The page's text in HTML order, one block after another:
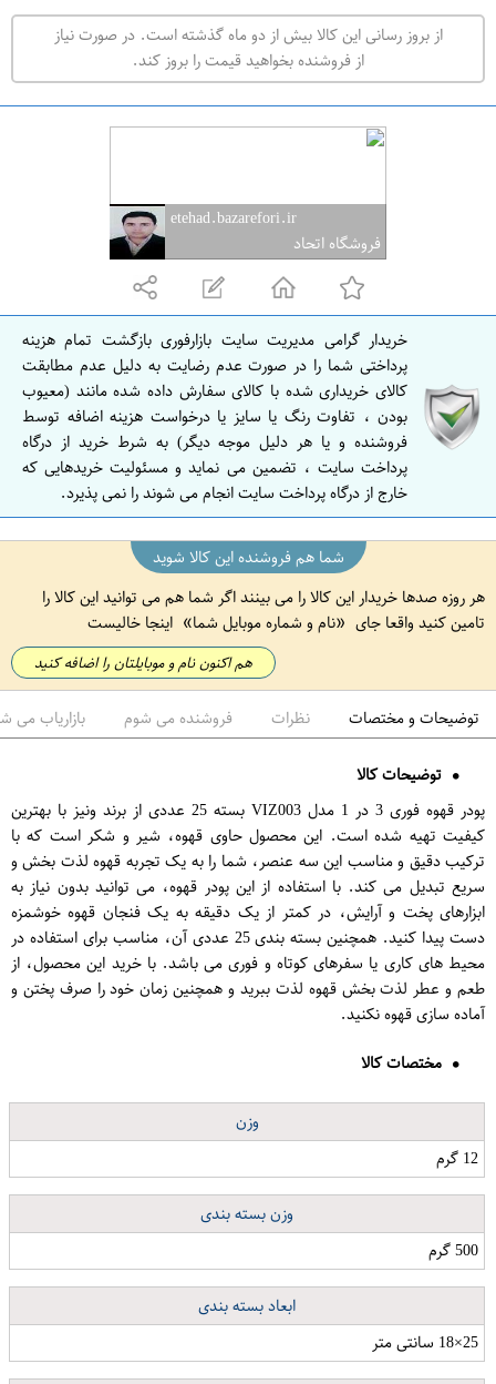
ت
ر
ا
ا
ص
ف
ه
ا
ن
از بروز رسانی این کالا بیش از دو ماه گذشته است. در صورت نیاز
از فروشنده بخواهید قیمت را بروز کند.
etehad.bazarefori.ir
فروشگاه اتحاد
خریدار گرامی مدیریت سایت بازارفوری بازگشت تمام هزینه
پرداختی شما را در صورت عدم رضایت به دلیل عدم مطابقت
کالای خریداری شده با کالای سفارش داده شده مانند (معیوب
بودن ، تفاوت رنگ یا سایز یا درخواست هزینه اضافه توسط
فروشنده و یا هر دلیل موجه دیگر) به شرط خرید از درگاه
پرداخت سایت ، تضمین می نماید و مسئولیت خریدهایی که
خارج از درگاه پرداخت سایت انجام می شوند را نمی پذیرد.
شما هم فروشنده این کالا شوید
هر روزه صدها خریدار این کالا را می بینند اگر شما هم می توانید این کالا را
تامین کنید واقعا جای
نام و شماره موبایل شما اینجا خالیست
هم اکنون نام و موبایلتان را اضافه کنید
توضیحات و مختصات نظرات فروشنده می شوم بازاریاب می
توضیحات کالا
پودر قهوه فوری 3 در 1 مدل VIZ003 بسته 25 عددی از برند ونیز با بهترین
کیفیت تهیه شده است. این محصول حاوی قهوه، شیر و شکر است که با
ترکیب دقیق و مناسب این سه عنصر، شما را به یک تجربه قهوه لذت بخش و
سریع تبدیل می کند. با استفاده از این پودر قهوه، می توانید بدون نیاز به
ابزارهای پخت و آرایش، در کمتر از یک دقیقه به یک فنجان قهوه خوشمزه
دست پیدا کنید. همچنین بسته بندی 25 عددی آن، مناسب برای استفاده در
محیط های کاری یا سفرهای کوتاه و فوری می باشد. با خرید این محصول، از
طعم و عطر لذت بخش قهوه لذت ببرید و همچنین زمان خود را صرف پختن و
آماده سازی قهوه نکنید.
مختصات کالا
وزن
12 گرم
وزن بسته بندی
500 گرم
ابعاد بسته بندی
25×18 سانتی متر